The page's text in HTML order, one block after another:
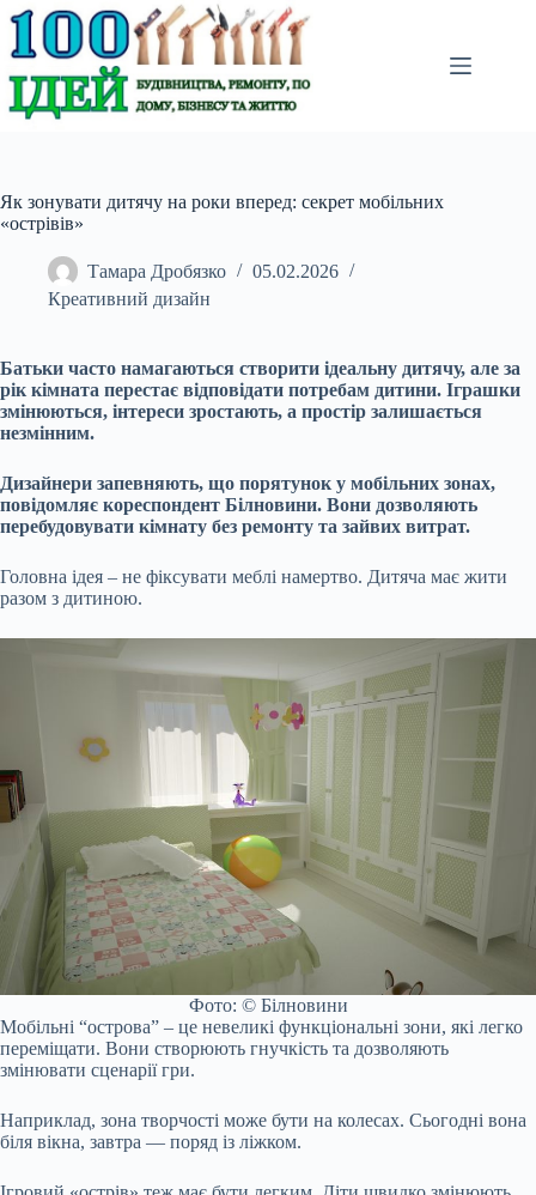
Перейти
до
вмісту
Як зонувати дитячу на роки вперед: секрет мобільних
«острівів»
Тамара Дробязко
05.02.2026
Креативний дизайн
Батьки часто намагаються створити ідеальну дитячу, але за
рік кімната перестає відповідати потребам дитини. Іграшки
змінюються, інтереси зростають, а простір залишається
незмінним.
Дизайнери запевняють, що порятунок у мобільних зонах,
повідомляє кореспондент Білновини. Вони дозволяють
перебудовувати кімнату без ремонту та зайвих витрат.
Головна ідея – не фіксувати меблі намертво. Дитяча має жити
разом з дитиною.
Фото: © Білновини
Мобільні “острова” – це невеликі функціональні зони, які легко
переміщати. Вони створюють гнучкість та дозволяють
змінювати сценарії гри.
Наприклад, зона творчості може бути на колесах. Сьогодні вона
біля вікна, завтра — поряд із ліжком.